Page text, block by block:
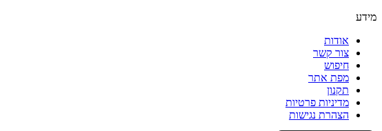
מידע
אודות
צור קשר
חיפוש
מפת אתר
תקנון
מדיניות פרטיות
הצהרת נגישות